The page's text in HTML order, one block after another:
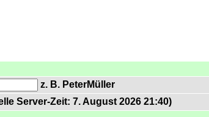
z. B. PeterMüller
Server-Zeit: 7. August 2026 21:40)